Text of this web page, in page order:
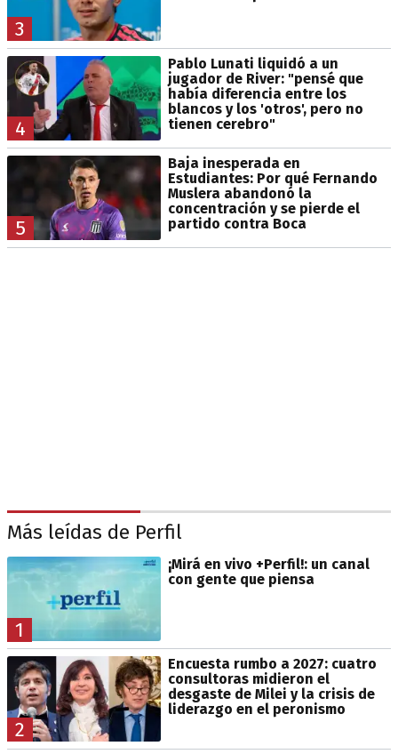
3
4
Pablo Lunati liquidó a un
jugador de River: "pensé que
había diferencia entre los
blancos y los 'otros', pero no
tienen cerebro"
5
Baja inesperada en
Estudiantes: Por qué Fernando
Muslera abandonó la
concentración y se pierde el
partido contra Boca
Más leídas de Perfil
1
¡Mirá en vivo +Perfil!: un canal
con gente que piensa
2
Encuesta rumbo a 2027: cuatro
consultoras midieron el
desgaste de Milei y la crisis de
liderazgo en el peronismo